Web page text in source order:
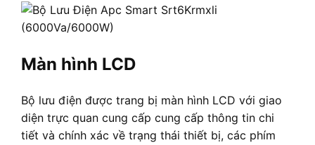
Màn hình LCD
Bộ lưu điện được trang bị màn hình LCD với giao
diện trực quan cung cấp cung cấp thông tin chi
tiết và chính xác về trạng thái thiết bị, các phím